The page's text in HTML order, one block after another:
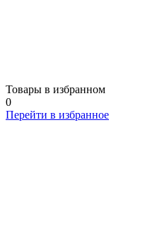
Товары в избранном
0
Перейти в избранное